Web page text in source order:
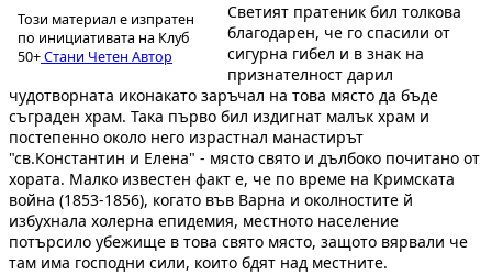
Този материал е изпратен
по инициативата на Клуб
50+Стани Четен Автор
Светият пратеник бил толкова
благодарен, че го спасили от
сигурна гибел и в знак на
признателност дарил
чудотворната иконакато заръчал на това място да бъде
съграден храм. Така първо бил издигнат малък храм и
постепенно около него израстнал манастирът
"св.Константин и Елена" - място свято и дълбоко почитано от
хората. Малко известен факт е, че по време на Кримската
война (1853-1856), когато във Варна и околностите й
избухнала холерна епидемия, местното население
потърсило убежище в това свято място, защото вярвали че
там има господни сили, които бдят над местните.